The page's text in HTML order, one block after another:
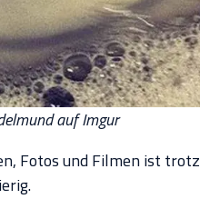
auf Imgur
Fotos und Filmen ist trotz